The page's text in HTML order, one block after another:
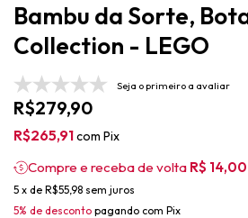
Bambu da Sorte,
Collection - LEGO
Seja o primeiro a avaliar
R$279,90
R$265,91com Pix
Compre e receba de volta R$ 14,00
5 x de R$55,98 sem juros
5% de desconto pagando com Pix